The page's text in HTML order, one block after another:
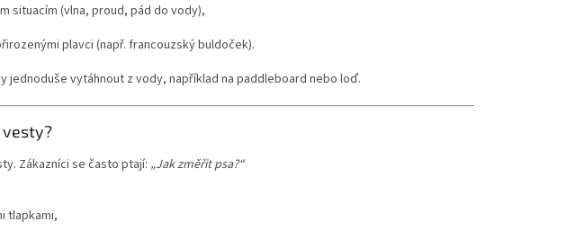
situacím (vlna, proud, pád do vody),
plavci (např. francouzský buldoček).
jednoduše vytáhnout z vody, například na paddleboard nebo loď.
vesty?
Zákazníci se často ptají: „Jak změřit psa?“
tlapkami,